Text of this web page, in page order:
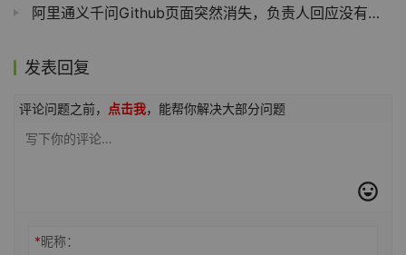
阿里通义千问Github页面突然消失，负责人回应没有跑路
发表回复
评论问题之前， 点击我，能帮你解决大部分问题
*昵称：